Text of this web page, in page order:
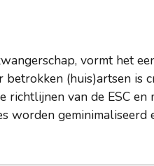
vormt het
(huis)artsen is
richtlijnen van de ESC
worden geminimaliseerd